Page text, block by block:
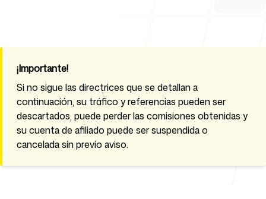
Blog
¡Importante!
Si no sigue las directrices que se detallan a
continuación, su tráfico y referencias pueden ser
descartados, puede perder las comisiones obtenidas y
su cuenta de afiliado puede ser suspendida o
cancelada sin previo aviso.